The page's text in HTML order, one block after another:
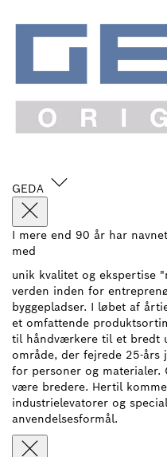
GEDA
I mere end 90 år har
med
unik kvalitet og ekspertise
verden inden for
byggepladser. I løbet af
et omfattende
til håndværkere til et bredt
område, der fejrede 25-
for personer og materialer.
være bredere. Hertil
industrielevatorer og
anvendelsesformål.